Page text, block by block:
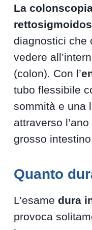
La
diagnostici che
vedere
(colon). Con l’
tubo flessibile
sommità e una
attraverso
grosso
Quanto
L’esamedura
provoca